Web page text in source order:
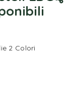
2 Colori